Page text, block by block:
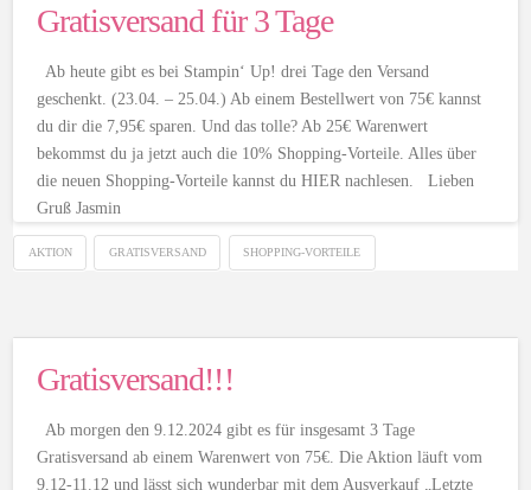
Gratisversand für 3 Tage
Ab heute gibt es bei Stampin‘ Up! drei Tage den Versand
geschenkt. (23.04. – 25.04.) Ab einem Bestellwert von 75€ kannst
du dir die 7,95€ sparen. Und das tolle? Ab 25€ Warenwert
bekommst du ja jetzt auch die 10% Shopping-Vorteile. Alles über
die neuen Shopping-Vorteile kannst du HIER nachlesen. Lieben
Gruß Jasmin
AKTION GRATISVERSAND SHOPPING-VORTEILE
Gratisversand!!!
Ab morgen den 9.12.2024 gibt es für insgesamt 3 Tage
Gratisversand ab einem Warenwert von 75€. Die Aktion läuft vom
9.12-11.12 und lässt sich wunderbar mit dem Ausverkauf „Letzte